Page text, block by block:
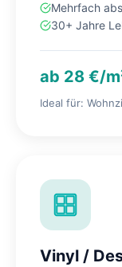
Mehrfach
30+ Jahre
ab 28 €/
Ideal für:
Vinyl /